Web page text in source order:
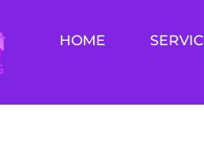
HOME